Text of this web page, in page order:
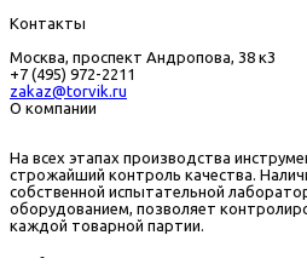
Контакты
Москва, проспект Андропова, 38 к3
+7 (495) 972-2211
zakaz@torvik.ru
О компании
На всех этапах производства
строжайший контроль качества.
собственной испытательной
оборудованием, позволяет
каждой товарной партии.